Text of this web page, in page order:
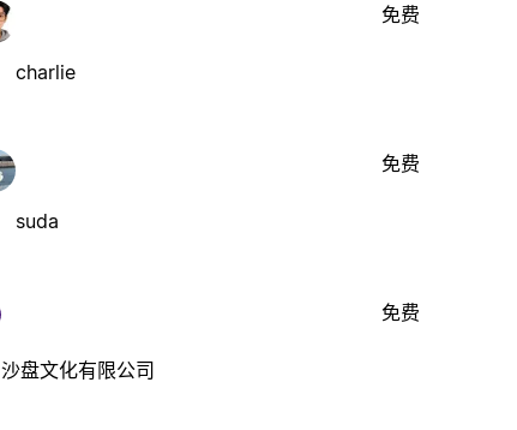
charlie
免费
suda
免费
沙盘文化有限公司
免费